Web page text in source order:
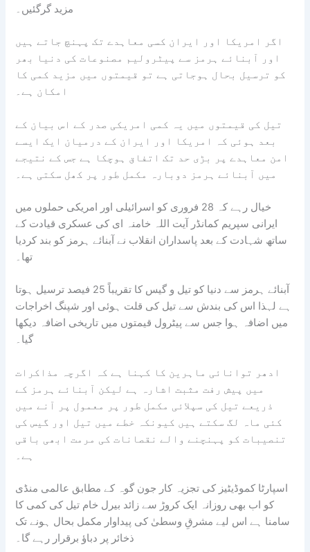
مزید گرگئیں۔
اگر امریکا اور ایران کسی معاہدے تک پہنچ جاتے ہیں
اور آبنائے ہرمز سے پیٹرولیم مصنوعات کی دنیا بھر
کو ترسیل بحال ہوجاتی ہے تو قیمتوں میں مزید کمی کا
امکان ہے۔
تیل کی قیمتوں میں یہ کمی امریکی صدر کے اس بیان کے
بعد ہوئی کہ امریکا اور ایران کے درمیان ایک ایسے
امن معاہدے پر بڑی حد تک اتفاق ہوچکا ہے جس کے نتیجے
میں آبنائے ہرمز دوبارہ مکمل طور پر کھل سکتی ہے۔
خیال رہے کہ 28 فروری کو اسرائیلی اور امریکی حملوں میں
ایرانی سپریم کمانڈر آیت اللہ خامنہ ای کی عسکری قیادت کے
ساتھ شہادت کے بعد پاسداران انقلاب نے آبنائے ہرمز کو بند کردیا
تھا۔
آبنائے ہرمز سے دنیا کو تیل و گیس کا تقریباً 25 فیصد ترسیل ہوتا
ہے لہذا اس کی بندش سے تیل کی قلت ہوئی اور شپنگ اخراجات
میں اضافہ ہوا جس سے پیٹرول قیمتوں میں تاریخی اضافہ دیکھا
گیا۔
ادھر توانائی ماہرین کا کہنا ہے کہ اگرچہ مذاکرات
میں پیش رفت مثبت اشارہ ہے لیکن آبنائے ہرمز کے
ذریعے تیل کی سپلائی مکمل طور پر معمول پر آنے میں
کئی ماہ لگ سکتے ہیں کیونکہ خطے میں تیل اور گیس کی
تنصیبات کو پہنچنے والے نقصانات کی مرمت ابھی باقی
ہے۔
اسپارٹا کموڈیٹیز کی تجزیہ کار جون گوہ کے مطابق عالمی منڈی
کو اب بھی روزانہ ایک کروڑ سے زائد بیرل خام تیل کی کمی کا
سامنا ہے اس لیے مشرقِ وسطیٰ کی پیداوار مکمل بحال ہونے تک
ذخائر پر دباؤ برقرار رہے گا۔